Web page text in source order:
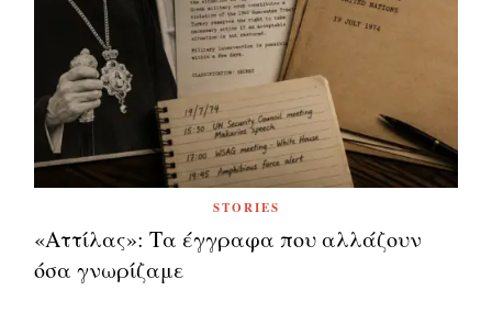
STORIES
«Αττίλας»: Τα έγγραφα που αλλάζουν
όσα γνωρίζαμε